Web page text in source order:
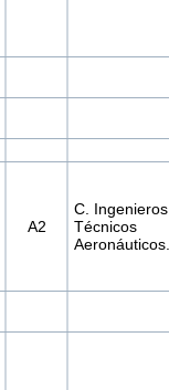
A2
C. Ingenieros
Técnicos
Aeronáuticos.